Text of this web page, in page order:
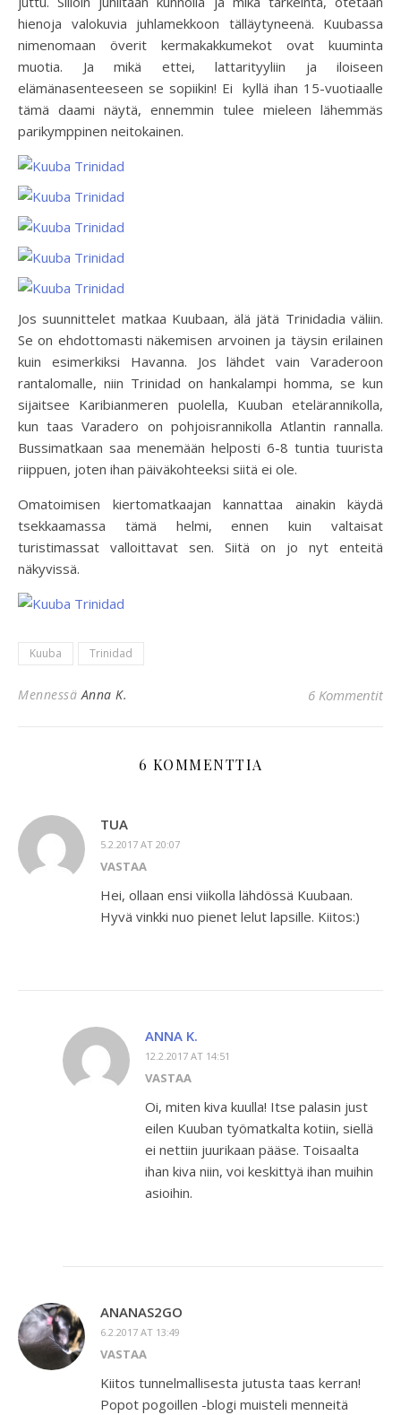
hienoja valokuvia juhlamekkoon tälläytyneenä. Kuubassa
nimenomaan överit kermakakkumekot ovat kuuminta
muotia. Ja mikä ettei, lattarityyliin ja iloiseen
elämänasenteeseen se sopiikin! Ei kyllä ihan 15-vuotiaalle
tämä daami näytä, ennemmin tulee mieleen lähemmäs
parikymppinen neitokainen.
Jos suunnittelet matkaa Kuubaan, älä jätä Trinidadia väliin.
Se on ehdottomasti näkemisen arvoinen ja täysin erilainen
kuin esimerkiksi Havanna. Jos lähdet vain Varaderoon
rantalomalle, niin Trinidad on hankalampi homma, se kun
sijaitsee Karibianmeren puolella, Kuuban etelärannikolla,
kun taas Varadero on pohjoisrannikolla Atlantin rannalla.
Bussimatkaan saa menemään helposti 6-8 tuntia tuurista
riippuen, joten ihan päiväkohteeksi siitä ei ole.
Omatoimisen kiertomatkaajan kannattaa ainakin käydä
tsekkaamassa tämä helmi, ennen kuin valtaisat
turistimassat valloittavat sen. Siitä on jo nyt enteitä
näkyvissä.
Kuuba Trinidad
MennessäAnna K. 6 Kommentit
6 KOMMENTTIA
TUA
5.2.2017 AT 20:07
VASTAA
Hei, ollaan ensi viikolla lähdössä Kuubaan.
Hyvä vinkki nuo pienet lelut lapsille. Kiitos:)
ANNA K.
12.2.2017 AT 14:51
VASTAA
Oi, miten kiva kuulla! Itse palasin just
eilen Kuuban työmatkalta kotiin, siellä
ei nettiin juurikaan pääse. Toisaalta
ihan kiva niin, voi keskittyä ihan muihin
asioihin.
ANANAS2GO
6.2.2017 AT 13:49
VASTAA
Kiitos tunnelmallisesta jutusta taas kerran!
Popot pogoillen -blogi muisteli menneitä